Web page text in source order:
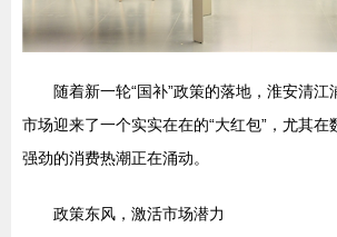
随着新一轮“国补”政策的落地，淮安清
市场迎来了一个实实在在的“大红包”，尤其
强劲的消费热潮正在涌动。
政策东风，激活市场潜力